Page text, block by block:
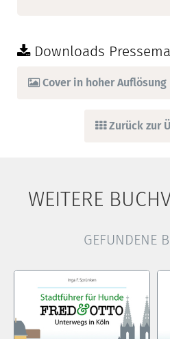
Downloads
Cover in hoher Auflösung
Zurück zur
WEITERE
GEFUNDENE